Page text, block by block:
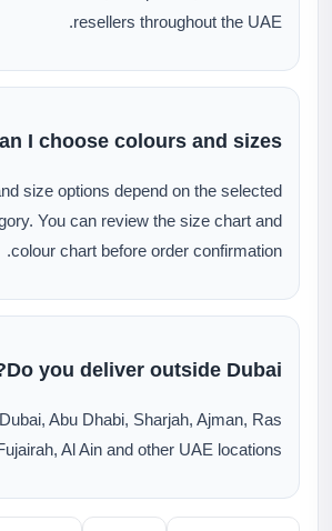
resellers throughout the UAE.
I choose colours and sizes?
size options depend on the selected
You can review the size chart and
colour chart before order confirmation.
Do you deliver outside Dubai?
Abu Dhabi, Sharjah, Ajman, Ras
Al Ain and other UAE locations.